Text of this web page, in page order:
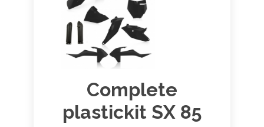
Complete
plastickit SX 85